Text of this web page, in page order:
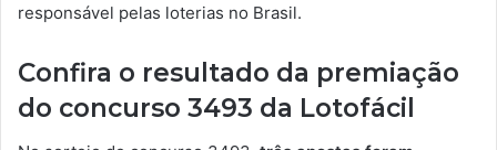
responsável pelas loterias no Brasil.
Confira o resultado da premiação
do concurso 3493 da Lotofácil